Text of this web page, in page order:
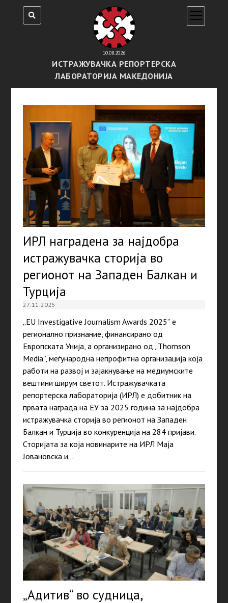
10.08.2026
ИСТРАЖУВАЧКА РЕПОРТЕРСКА
ЛАБОРАТОРИЈА МАКЕДОНИЈА
open
menu
ИРЛ наградена за најдобра
истражувачка сторија во
регионот на Западен Балкан и
Турција
27.11.2025
„EU Investigative Journalism Awards 2025” е
регионално признание, финансирано од
Европската Унија, а организирано од „Thomson
Media”, меѓународна непрофитна организација која
работи на развој и зајакнување на медиумските
вештини ширум светот. Истражувачката
репортерска лабораторија (ИРЛ) е добитник на
првата награда на ЕУ за 2025 година за најдобра
истражувачка сторија во регионот на Западен
Балкан и Турција во конкуренција на 284 пријави.
Сторијата за која новинарите на ИРЛ Маја
Јовановска и…
„Адитив“ во судница,